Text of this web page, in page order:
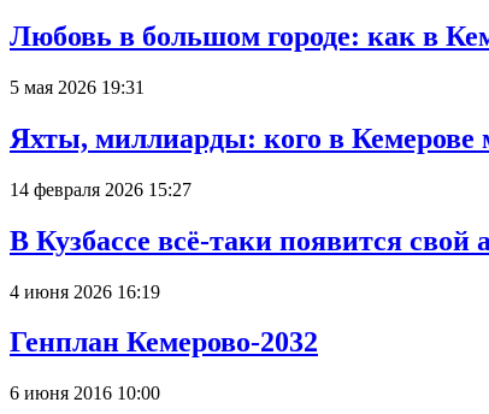
Любовь в большом городе: как в
5 мая 2026 19:31
Яхты, миллиарды: кого в
14 февраля 2026 15:27
В Кузбассе всё-таки появится свой
4 июня 2026 16:19
Генплан Кемерово-2032
6 июня 2016 10:00